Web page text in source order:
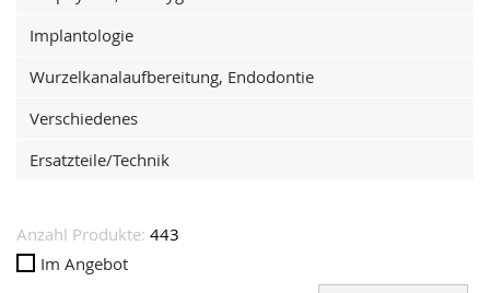
Anzahl Produkte: 443
Im Angebot
Implantologie
Wurzelkanalaufbereitung, Endodontie
Verschiedenes
Ersatzteile/Technik